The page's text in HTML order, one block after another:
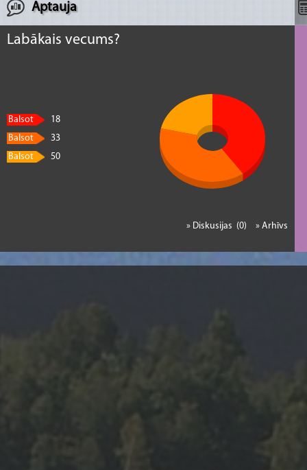
Aptauja
Labākais vecums?
Balsot
18
Balsot
33
Balsot
50
» Arhīvs
» Diskusijas (0)